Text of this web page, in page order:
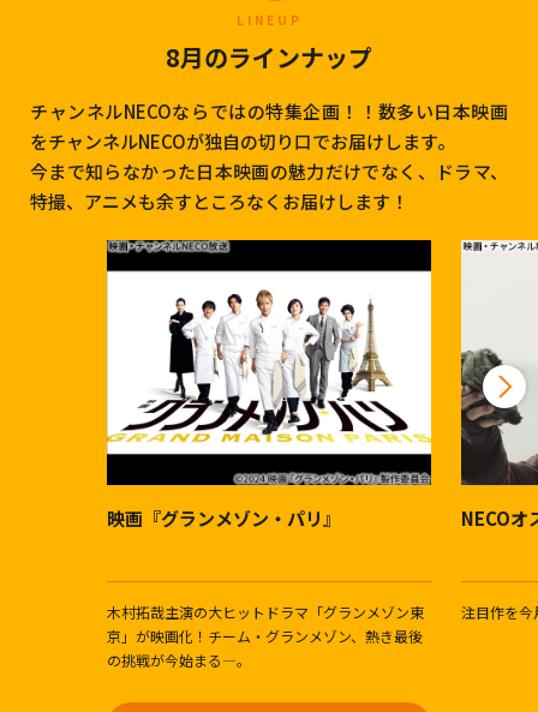
LINEUP
8月のラインナップ
チャンネルNECOならではの特集企画！！数多い日本映画
をチャンネルNECOが独自の切り口でお届けします。
今まで知らなかった日本映画の魅力だけでなく、ドラマ、
特撮、アニメも余すところなくお届けします！
映画『グランメゾン・パリ』
木村拓哉主演の大ヒットドラマ「グランメゾン東
京」が映画化！チーム・グランメゾン、熱き最後
の挑戦が今始まる―。
NECOオ
注目作を今